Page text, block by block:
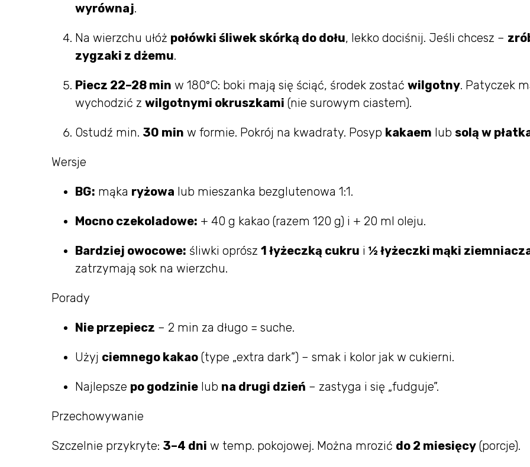
wyrównaj.
Na wierzchu ułóż połówki śliwek skórką do dołu, lekko dociśnij. Jeśli chcesz –
zygzaki z dżemu.
Piecz 22–28 min w 180°C: boki mają się ściąć, środek zostać wilgotny. Patyczek
wychodzić z wilgotnymi okruszkami (nie surowym ciastem).
Ostudź min. 30 min w formie. Pokrój na kwadraty. Posyp kakaem lub solą w
Wersje
BG: mąka ryżowa lub mieszanka bezglutenowa 1:1.
Mocno czekoladowe: + 40 g kakao (razem 120 g) i + 20 ml oleju.
Bardziej owocowe: śliwki oprósz 1 łyżeczką cukru i ½ łyżeczki mąki
zatrzymają sok na wierzchu.
Porady
Nie przepiecz – 2 min za długo = suche.
Użyj ciemnego kakao (type „extra dark”) – smak i kolor jak w cukierni.
Najlepsze po godzinie lub na drugi dzień – zastyga i się „fudguje”.
Przechowywanie
Szczelnie przykryte: 3–4 dni w temp. pokojowej. Można mrozić do 2 miesięcy (porcje).